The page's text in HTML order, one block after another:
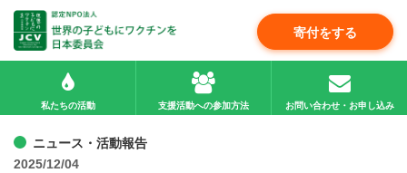
寄付をする
私たちの活動 支援活動への参加方法 お問い合わせ・お申し込み
ニュース・活動報告
2025/12/04